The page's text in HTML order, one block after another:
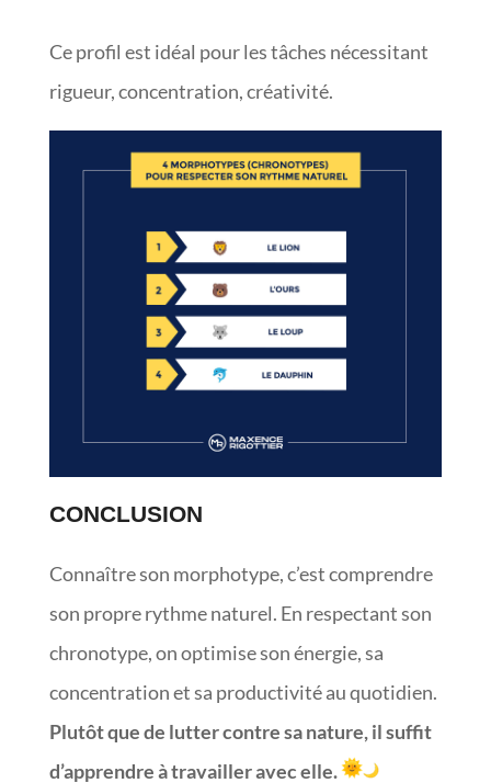
Ce profil est idéal pour les tâches nécessitant
rigueur, concentration, créativité.
CONCLUSION
Connaître son morphotype, c’est comprendre
son propre rythme naturel. En respectant son
chronotype, on optimise son énergie, sa
concentration et sa productivité au quotidien.
Plutôt que de lutter contre sa nature, il suffit
d’apprendre à travailler avec elle.